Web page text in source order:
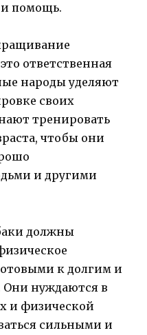
помощь.
ответственная
народы уделяют
своих
тренировать
чтобы они
и другими
должны
к долгим и
нуждаются в
и физической
сильными и